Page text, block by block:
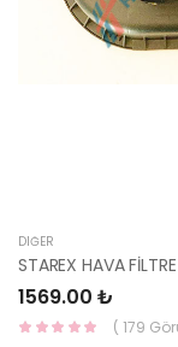
DIĞER
1569.00 ₺
( 179